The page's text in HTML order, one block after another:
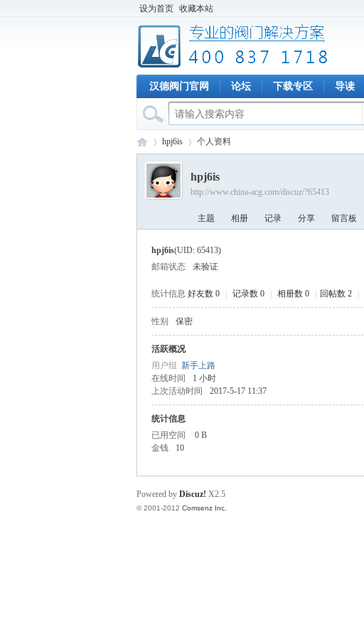
设为首页 收藏本站
汉德阀门官网 论坛 下载专区 导读
›
hpj6is 个人资料
hpj6is
http://www.china-acg.com/discuz/?65413
主题 相册 记录 分享 留言板
hpj6is(UID: 65413)
邮箱状态
未验证
统计信息 好友数 0 记录数 0 相册数 0 回帖数 2
性别 保密
活跃概况
用户组 新手上路
在线时间
1 小时
上次活动时间
2017-5-17 11:37
统计信息
已用空间
0 B
金钱
10
Powered by Discuz! X2.5
© 2001-2012 Comsenz Inc.